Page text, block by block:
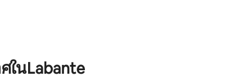
นLabante